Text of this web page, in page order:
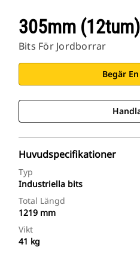
305mm
Bits För Jordborrar
Begär
Huvudspecifikationer
Typ
Industriella bits
Total Längd
1219 mm
Vikt
41 kg